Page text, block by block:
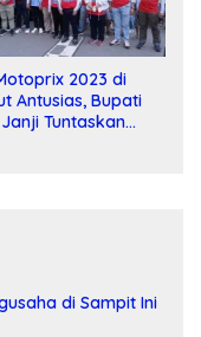
2023 di
Antusias, Bupati
Tuntaskan
di Sampit Ini